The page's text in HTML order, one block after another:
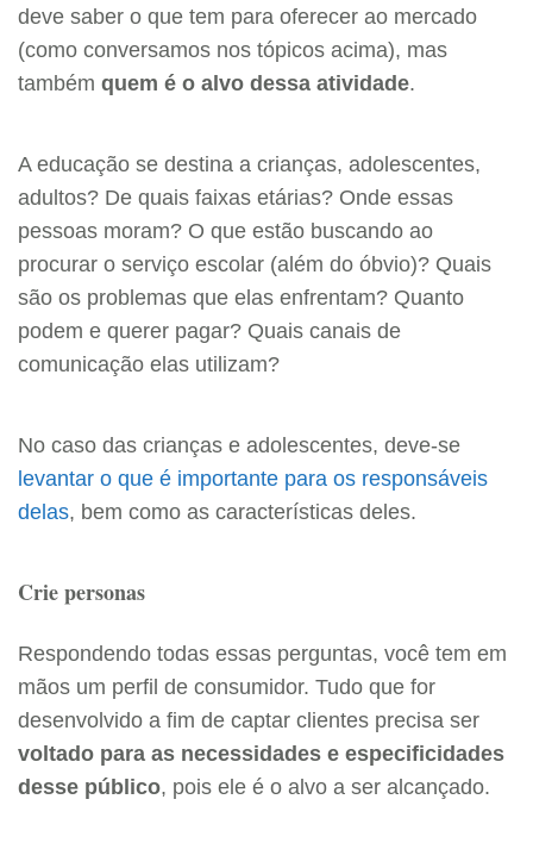
deve saber o que tem para oferecer ao mercado
(como conversamos nos tópicos acima), mas
também quem é o alvo dessa atividade.
A educação se destina a crianças, adolescentes,
adultos? De quais faixas etárias? Onde essas
pessoas moram? O que estão buscando ao
procurar o serviço escolar (além do óbvio)? Quais
são os problemas que elas enfrentam? Quanto
podem e querer pagar? Quais canais de
comunicação elas utilizam?
No caso das crianças e adolescentes, deve-se
levantar o que é importante para os responsáveis
delas, bem como as características deles.
Crie personas
Respondendo todas essas perguntas, você tem em
mãos um perfil de consumidor. Tudo que for
desenvolvido a fim de captar clientes precisa ser
voltado para as necessidades e especificidades
desse público, pois ele é o alvo a ser alcançado.